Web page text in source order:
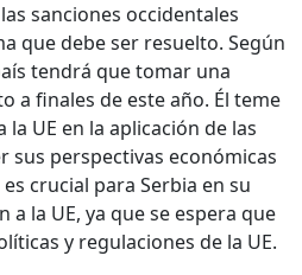
sanciones occidentales
que debe ser resuelto. Según
tendrá que tomar una
a finales de este año. Él teme
la UE en la aplicación de las
sus perspectivas económicas
crucial para Serbia en su
a la UE, ya que se espera que
y regulaciones de la UE.